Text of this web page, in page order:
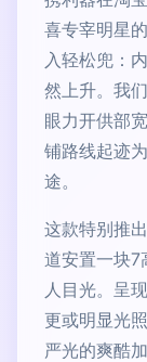
喜专宰明星
入轻松兜：
然上升。我
眼力开供部
铺路线起迹
途。
这款特别推
道安置一块7
人目光。呈
更或明显光
严光的爽酷